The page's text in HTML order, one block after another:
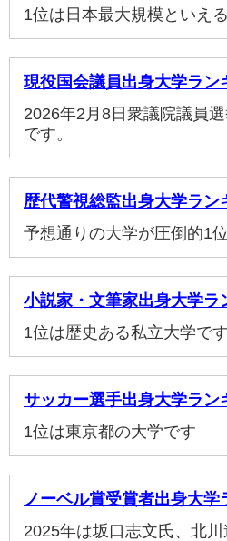
1位は日本最大規模といえ
現役国会議員出身大学ラン
2026年2月8日衆議院議員
です。
歴代警視総監出身大学ラン
予想通りの大学が圧倒的1
小説家・文筆家出身大学ラ
1位は歴史ある私立大学です
サッカー選手出身大学ラン
1位は東京都の大学です
ノーベル賞受賞者出身大学
2025年は坂口志文氏、北